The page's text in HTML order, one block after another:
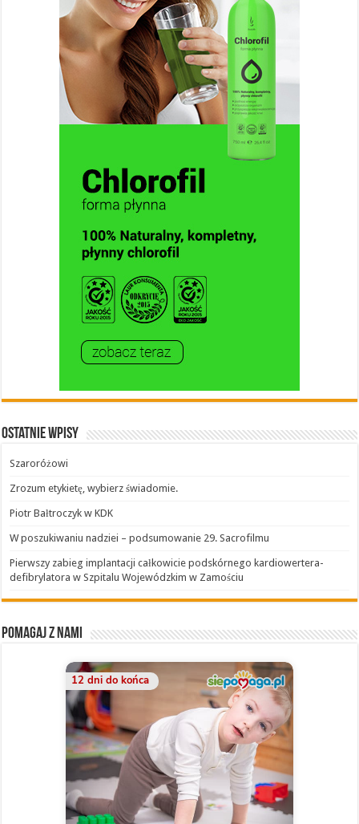
Ostatnie wpisy
Szaroróżowi
Zrozum etykietę, wybierz świadomie.
Piotr Bałtroczyk w KDK
W poszukiwaniu nadziei – podsumowanie 29. Sacrofilmu
Pierwszy zabieg implantacji całkowicie podskórnego kardiowertera-
defibrylatora w Szpitalu Wojewódzkim w Zamościu
Pomagaj z nami